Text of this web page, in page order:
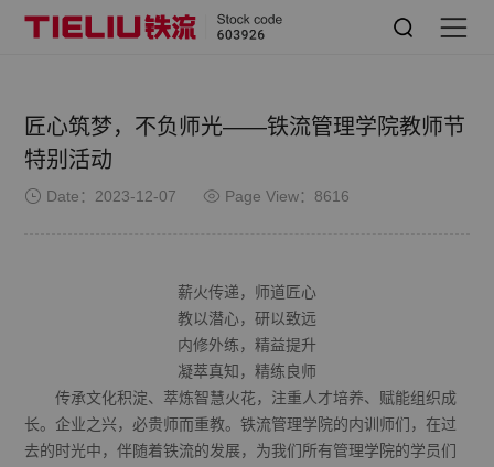
匠心筑梦，不负师光——铁流管理学院教师节
特别活动
Date：2023-12-07 Page View：8616
薪火传递，师道匠心
教以潜心，研以致远
内修外练，精益提升
凝萃真知，精练良师
传承文化积淀、萃炼智慧火花，注重人才培养、赋能组织成
长。企业之兴，必贵师而重教。铁流管理学院的内训师们，在过
去的时光中，伴随着铁流的发展，为我们所有管理学院的学员们